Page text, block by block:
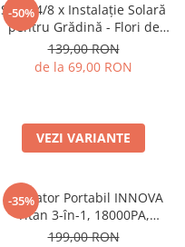
-50%
Set 2/4/8 x Instalație Solară
pentru Grădină - Flori de
Cireș cu 50 LED-uri, Alb Cald
139,00 RON
de la 69,00 RON
VEZI VARIANTE
-35%
Aspirator Portabil INNOVA
Titan 3-în-1, 18000PA,
Reîncărcabil + CADOU
199,00 RON